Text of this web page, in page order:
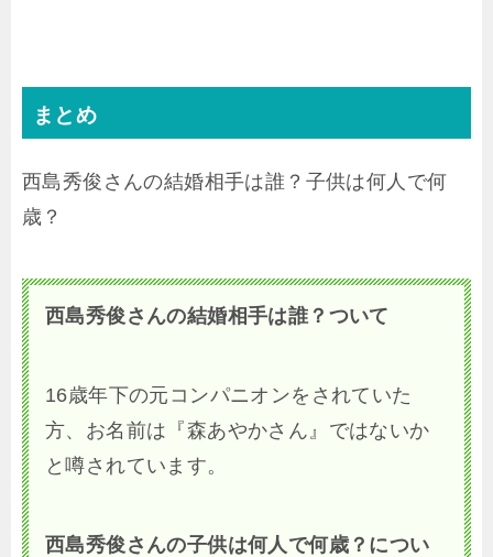
まとめ
西島秀俊さんの結婚相手は誰？子供は何人で何
歳？
西島秀俊さんの結婚相手は誰？ついて
16歳年下の元コンパニオンをされていた
方、お名前は『森あやかさん』ではないか
と噂されています。
西島秀俊さんの子供は何人で何歳？につい